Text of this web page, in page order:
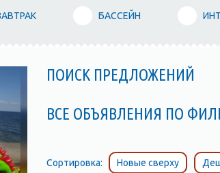
БАССЕЙН
ПОИСК ПРЕДЛОЖЕНИЙ
ВСЕ ОБЪЯВЛЕНИЯ ПО
Сортировка: Новые сверху